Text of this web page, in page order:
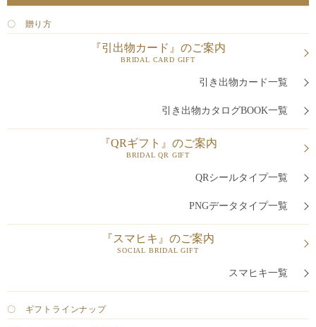
〇 贈り方
『引出物カード』のご案内
BRIDAL CARD GIFT
引き出物カード一覧
引き出物カタログBOOK一覧
『QRギフト』のご案内
BRIDAL QR GIFT
QRシールタイプ一覧
PNGデータタイプ一覧
『スマヒキ』のご案内
SOCIAL BRIDAL GIFT
スマヒキ一覧
〇 ギフトラインナップ